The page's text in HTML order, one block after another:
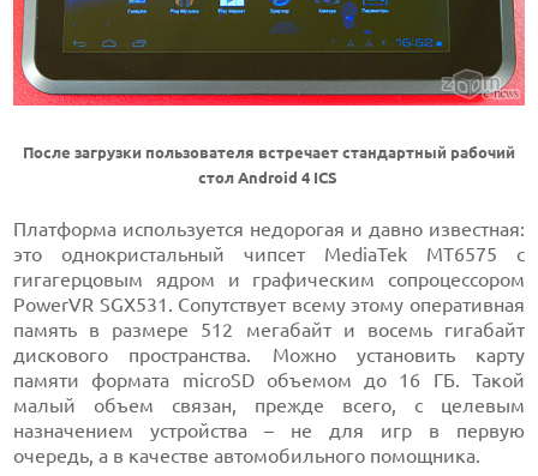
После загрузки пользователя встречает стандартный рабочий
стол Android 4 ICS
Платформа используется недорогая и давно известная:
это однокристальный чипсет MediaTek MT6575 с
гигагерцовым ядром и графическим сопроцессором
PowerVR SGX531. Сопутствует всему этому оперативная
память в размере 512 мегабайт и восемь гигабайт
дискового пространства. Можно установить карту
памяти формата microSD объемом до 16 ГБ. Такой
малый объем связан, прежде всего, с целевым
назначением устройства – не для игр в первую
очередь, а в качестве автомобильного помощника.